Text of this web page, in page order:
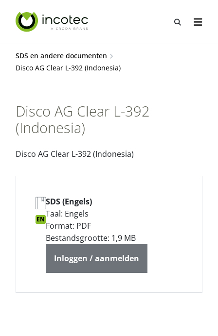
over
over
Open
Open
SDS en andere documenten
Disco AG Clear L-392 (Indonesia)
Disco AG Clear L-392
(Indonesia)
Disco AG Clear L-392 (Indonesia)
EN
SDS (Engels)
Taal: Engels
Format: PDF
Bestandsgrootte: 1,9 MB
Inloggen / aanmelden